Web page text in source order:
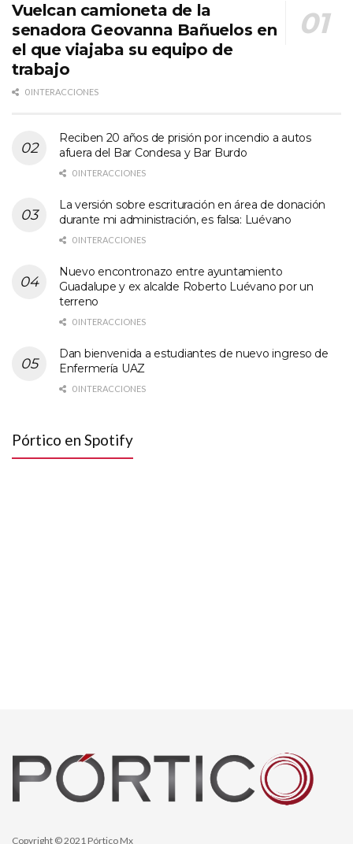
Vuelcan camioneta de la
senadora Geovanna Bañuelos en
el que viajaba su equipo de
trabajo
0 INTERACCIONES
Reciben 20 años de prisión por incendio a autos
afuera del Bar Condesa y Bar Burdo
0 INTERACCIONES
La versión sobre escrituración en área de donación
durante mi administración, es falsa: Luévano
0 INTERACCIONES
Nuevo encontronazo entre ayuntamiento
Guadalupe y ex alcalde Roberto Luévano por un
terreno
0 INTERACCIONES
Dan bienvenida a estudiantes de nuevo ingreso de
Enfermería UAZ
0 INTERACCIONES
Pórtico en Spotify
Copyright © 2021 Pórtico Mx